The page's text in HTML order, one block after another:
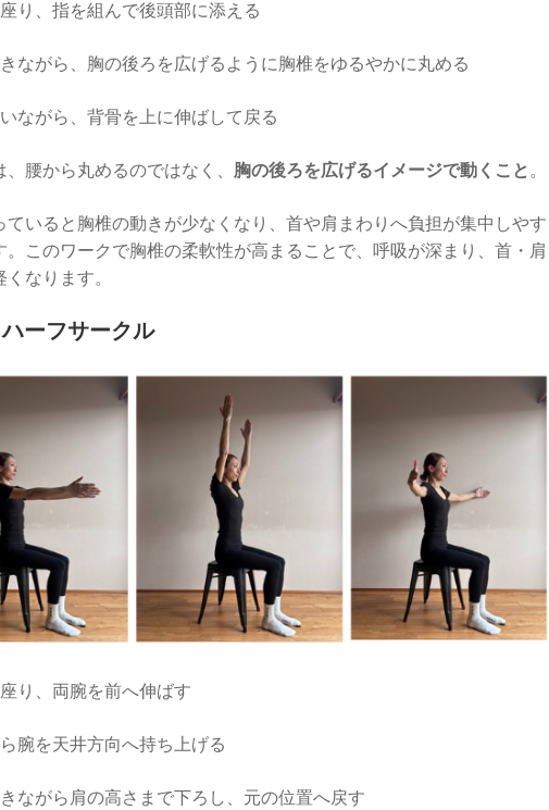
り、指を組んで後頭部に添える
ながら、胸の後ろを広げるように胸椎をゆるやかに丸める
ながら、背骨を上に伸ばして戻る
、腰から丸めるのではなく、 胸の後ろを広げるイメージで動くこと 。
ていると胸椎の動きが少なくなり、首や肩まわりへ負担が集中しやす
。このワークで胸椎の柔軟性が高まることで、呼吸が深まり、首・肩
くなります。
ハーフサークル
り、両腕を前へ伸ばす
腕を天井方向へ持ち上げる
ながら肩の高さまで下ろし、元の位置へ戻す